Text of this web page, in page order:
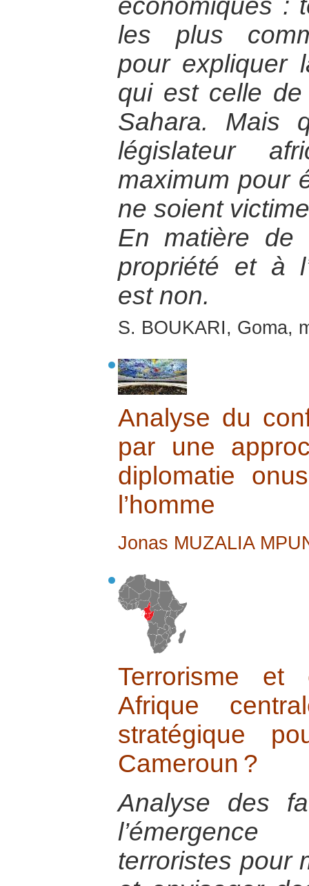
économiques :
les plus
pour expliquer
qui est celle
Sahara. Mais
législateur
maximum pour
ne soient
En matière
propriété et à
est non.
S. BOUKARI, Goma,
Analyse du
par une
diplomatie
l’homme
Jonas MUZALIA
Terrorisme et
Afrique
stratégique
Cameroun ?
Analyse des
terroristes pour